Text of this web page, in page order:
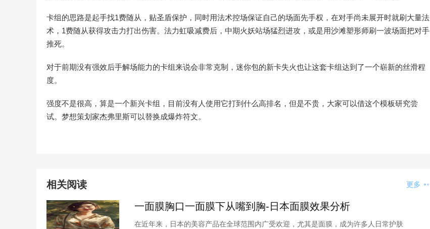
卡组的思路是起手找1费随从，贴圣盾保护，同时用法术控场保证自己的场面先手权，在对手尚未展开时就刷大量法
术，1费随从获得攻击力打出伤害。法力虹吸减费后，中期火妖站场猛烈进攻，或是用沙滩塑形师刷一波场面把对手
推死。
对于前期没有强效后手解场能力的卡组来说会非常克制，迷你包的新卡失火也让这套卡组达到了一个崭新的丝滑程
度。
强度不是很高，算是一个新兴卡组，目前没有人使用它打到什么高排名，但是不贵，大家可以借这个模板研究尝
试。梦想策划家杰弗里斯可以替换成爆炸符文。
相关阅读 更多
一面膜胸口一面膜下从嘴到胸-日本面膜效果分析
在近年来，日本的美容产品在全球范围内广受欢迎，尤其是面膜，成为许多人日常护肤